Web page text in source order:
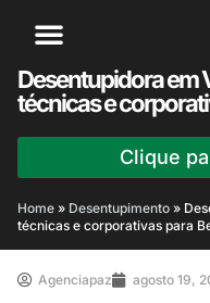
Desentupidora em
técnicas e
Clique
Home » Desentupimento »
técnicas e corporativas para
Agenciapaz agosto 19,